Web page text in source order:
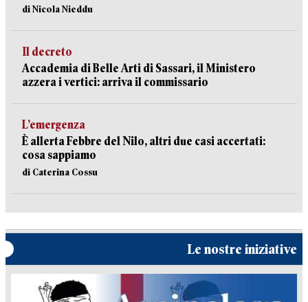
di Nicola Nieddu
Il decreto
Accademia di Belle Arti di Sassari, il Ministero
azzera i vertici: arriva il commissario
L’emergenza
È allerta Febbre del Nilo, altri due casi accertati:
cosa sappiamo
di Caterina Cossu
Le nostre iniziative